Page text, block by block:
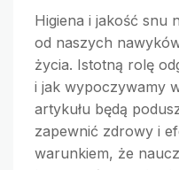
Higiena i jakość snu
od naszych
życia. Istotną rolę
i jak wypoczywamy
artykułu będą
zapewnić zdrowy i
warunkiem, że